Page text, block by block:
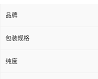
品牌
包装规格
纯度